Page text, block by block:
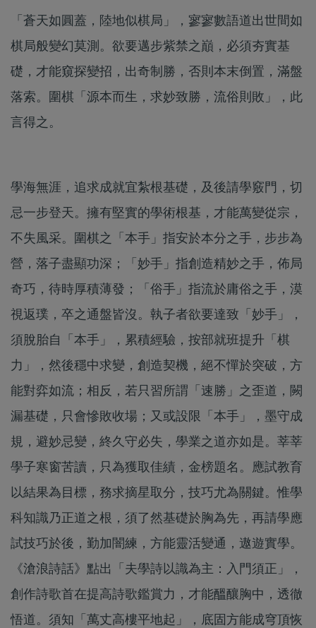
「蒼天如圓蓋，陸地似棋局」，寥寥數語道出世間如
棋局般變幻莫測。欲要邁步紫禁之巔，必須夯實基
礎，才能窺探變招，出奇制勝，否則本末倒置，滿盤
落索。圍棋「源本而生，求妙致勝，流俗則敗」，此
言得之。
學海無涯，追求成就宜紮根基礎，及後請學竅門，切
忌一步登天。擁有堅實的學術根基，才能萬變從宗，
不失風采。圍棋之「本手」指安於本分之手，步步為
營，落子盡顯功深；「妙手」指創造精妙之手，佈局
奇巧，待時厚積薄發；「俗手」指流於庸俗之手，漠
視返璞，卒之通盤皆沒。執子者欲要達致「妙手」，
須脫胎自「本手」，累積經驗，按部就班提升「棋
力」，然後穩中求變，創造契機，絕不憚於突破，方
能對弈如流；相反，若只習所謂「速勝」之歪道，闕
漏基礎，只會慘敗收場；又或設限「本手」，墨守成
規，避妙忌變，終久守必失，學業之道亦如是。莘莘
學子寒窗苦讀，只為獲取佳績，金榜題名。應試教育
以結果為目標，務求摘星取分，技巧尤為關鍵。惟學
科知識乃正道之根，須了然基礎於胸為先，再請學應
試技巧於後，勤加闇練，方能靈活變通，遨遊實學。
《滄浪詩話》點出「夫學詩以識為主：入門須正」，
創作詩歌首在提高詩歌鑑賞力，才能醞釀胸中，透徹
悟道。須知「萬丈高樓平地起」，底固方能成穹頂恢